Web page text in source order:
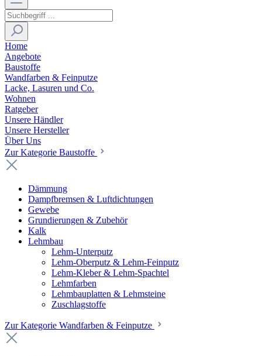
Home
Angebote
Baustoffe
Wandfarben & Feinputze
Lacke, Lasuren und Co.
Wohnen
Ratgeber
Unsere Händler
Unsere Hersteller
Über Uns
Zur Kategorie Baustoffe
Dämmung
Dampfbremsen & Luftdichtungen
Gewebe
Grundierungen & Zubehör
Kalk
Lehmbau
Lehm-Unterputz
Lehm-Oberputz & Lehm-Feinputz
Lehm-Kleber & Lehm-Spachtel
Lehmfarben
Lehmbauplatten & Lehmsteine
Zuschlagstoffe
Zur Kategorie Wandfarben & Feinputze